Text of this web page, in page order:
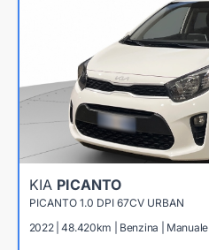
KIA PICANTO
PICANTO 1.0 DPI 67CV URBAN
2022 | 48.420km | Benzina | Manuale